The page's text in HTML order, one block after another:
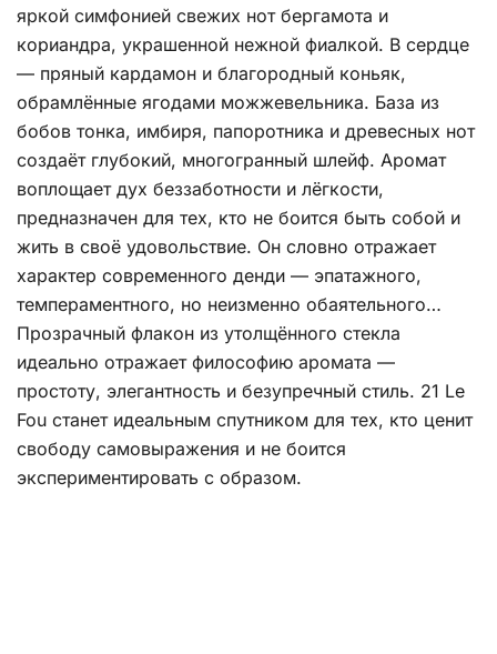
яркой симфонией свежих нот бергамота и
кориандра, украшенной нежной фиалкой. В сердце
— пряный кардамон и благородный коньяк,
обрамлённые ягодами можжевельника. База из
бобов тонка, имбиря, папоротника и древесных нот
создаёт глубокий, многогранный шлейф. Аромат
воплощает дух беззаботности и лёгкости,
предназначен для тех, кто не боится быть собой и
жить в своё удовольствие. Он словно отражает
характер современного денди — эпатажного,
темпераментного, но неизменно обаятельного…
Прозрачный флакон из утолщённого стекла
идеально отражает философию аромата —
простоту, элегантность и безупречный стиль. 21 Le
Fou станет идеальным спутником для тех, кто ценит
свободу самовыражения и не боится
экспериментировать с образом.